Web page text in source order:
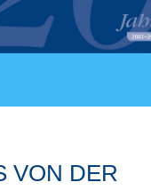
VON DER